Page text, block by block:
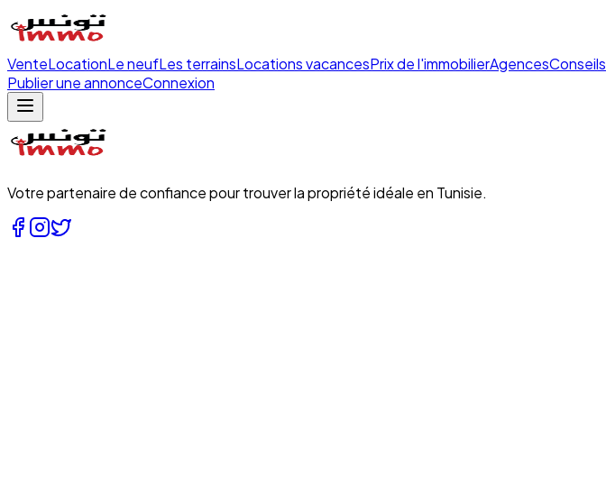
VenteLocationLe neufLes terrainsLocations vacancesPrix de l'immobilierAgencesConseils
Publier une annonceConnexion
Votre partenaire de confiance pour trouver la propriété idéale en Tunisie.